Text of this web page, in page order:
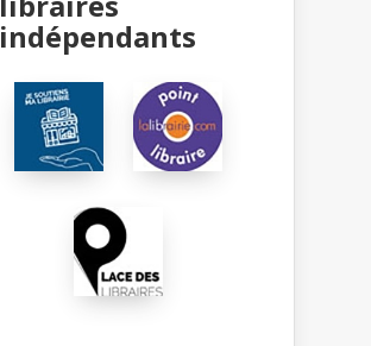
indépendants